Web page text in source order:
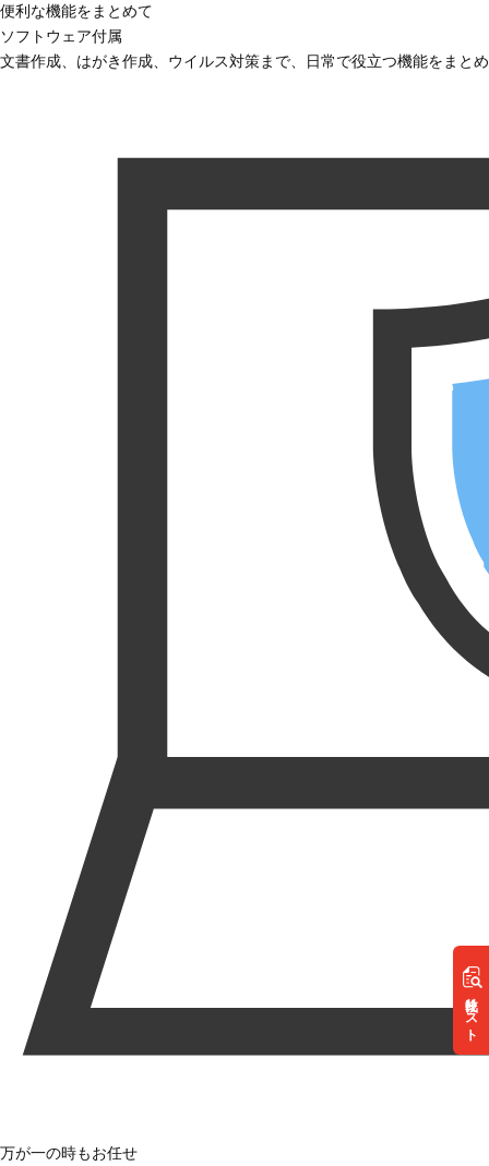
リスト
便利な機能をまとめて
ソフトウェア付属
文書作成、はがき作成、ウイルス対策まで、日常で役立つ機能をまと
万が一の時もお任せ